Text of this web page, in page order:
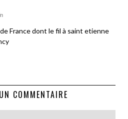
France dont le fil à saint etienne
COMMENTAIRE